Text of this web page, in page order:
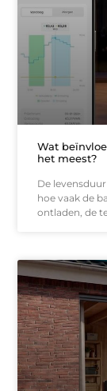
Wat
het meest?
De
hoe vaak de
ontladen, de